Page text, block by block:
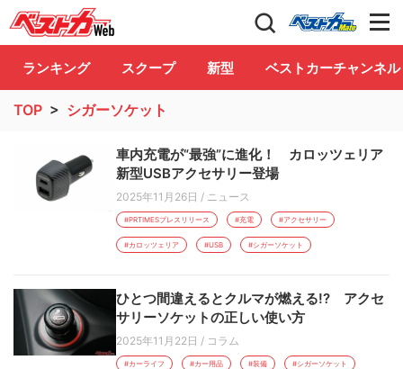
自動車情報誌「ベストカー」 Club
ランキング スクープ 新型 ベストカーチャンネル
TOP > シガーソケット
車内充電が“最強”に進化！ カロッツェリア
新型USBアクセサリー登場
2025年11月26日 / ニュース
#PRTIMESプレスリリース #充電 #アクセサリー
#カロッツェリア #USB #シガーソケット
ひとつ間違えるとクルマが燃える!? アクセ
サリーソケットの正しい使い方
2025年11月22日 / コラム
#カーライフ #カー用品 #装備 #シガーソケット